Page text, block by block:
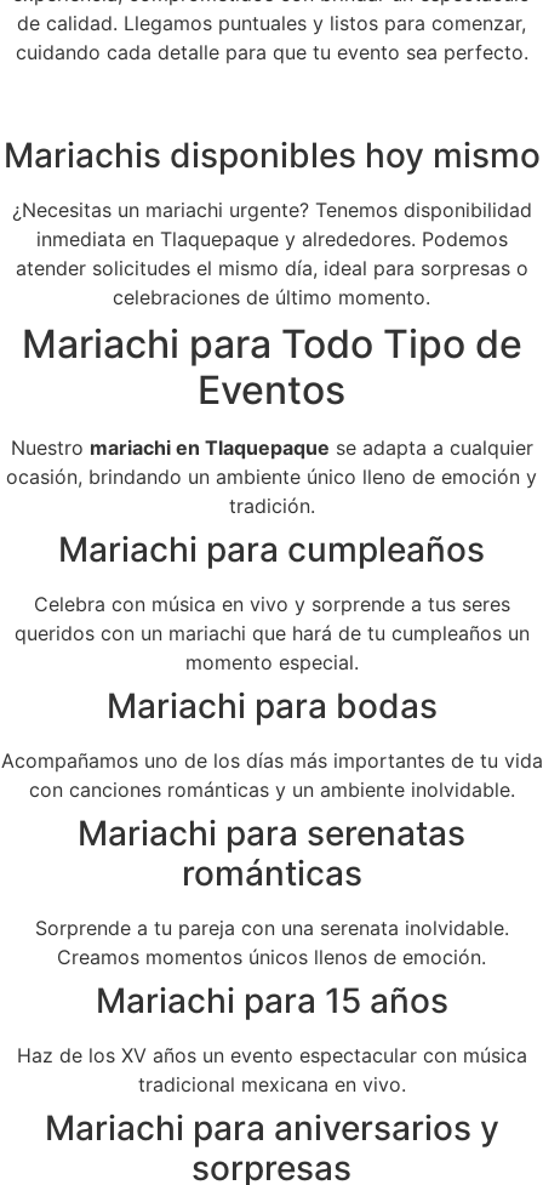
de calidad. Llegamos puntuales y listos para comenzar,
cuidando cada detalle para que tu evento sea perfecto.
Mariachis disponibles hoy mismo
¿Necesitas un mariachi urgente? Tenemos disponibilidad
inmediata en Tlaquepaque y alrededores. Podemos
atender solicitudes el mismo día, ideal para sorpresas o
celebraciones de último momento.
Mariachi para Todo Tipo de
Eventos
Nuestro mariachi en Tlaquepaque se adapta a cualquier
ocasión, brindando un ambiente único lleno de emoción y
tradición.
Mariachi para cumpleaños
Celebra con música en vivo y sorprende a tus seres
queridos con un mariachi que hará de tu cumpleaños un
momento especial.
Mariachi para bodas
Acompañamos uno de los días más importantes de tu vida
con canciones románticas y un ambiente inolvidable.
Mariachi para serenatas
románticas
Sorprende a tu pareja con una serenata inolvidable.
Creamos momentos únicos llenos de emoción.
Mariachi para 15 años
Haz de los XV años un evento espectacular con música
tradicional mexicana en vivo.
Mariachi para aniversarios y
sorpresas